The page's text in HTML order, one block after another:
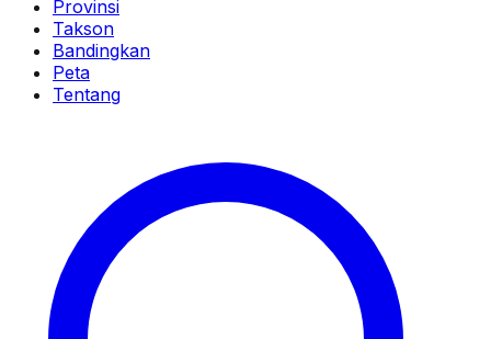
Provinsi
Takson
Bandingkan
Peta
Tentang